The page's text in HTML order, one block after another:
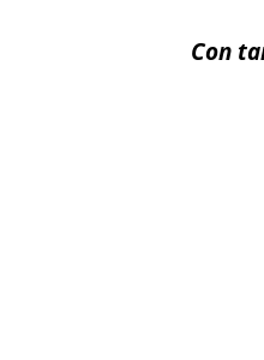
Con